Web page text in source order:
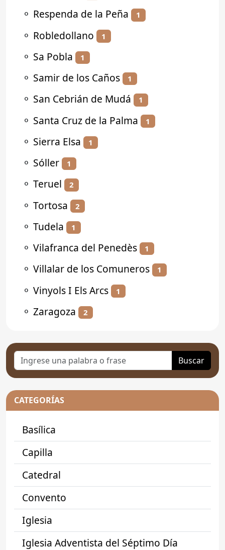
⚬ Respenda de la Peña 1
⚬ Robledollano 1
⚬ Sa Pobla 1
⚬ Samir de los Caños 1
⚬ San Cebrián de Mudá 1
⚬ Santa Cruz de la Palma 1
⚬ Sierra Elsa 1
⚬ Sóller 1
⚬ Teruel 2
⚬ Tortosa 2
⚬ Tudela 1
⚬ Vilafranca del Penedès 1
⚬ Villalar de los Comuneros 1
⚬ Vinyols I Els Arcs 1
⚬ Zaragoza 2
Buscar
CATEGORÍAS
Basílica
Capilla
Catedral
Convento
Iglesia
Iglesia Adventista del Séptimo Día